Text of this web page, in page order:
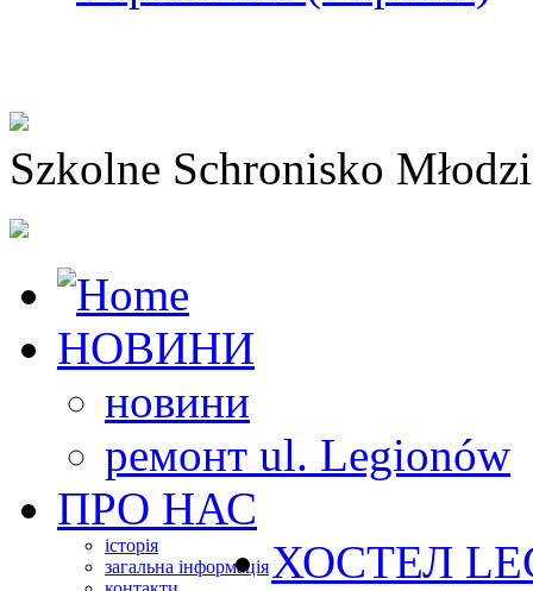
Szkolne Schronisko
НОВИНИ
новини
ремонт ul. Legionów
ПРО НАС
історія
загальна інформаціяХОСТЕЛ